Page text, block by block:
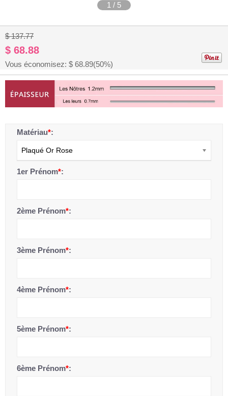
1 / 5
$ 137.77
$ 68.88
Vous économisez: $ 68.89(50%)
Matériau*:
Plaqué Or Rose
1er Prénom*:
2ème Prénom*:
3ème Prénom*:
4ème Prénom*:
5ème Prénom*:
6ème Prénom*: